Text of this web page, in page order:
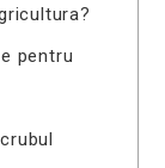
pentru